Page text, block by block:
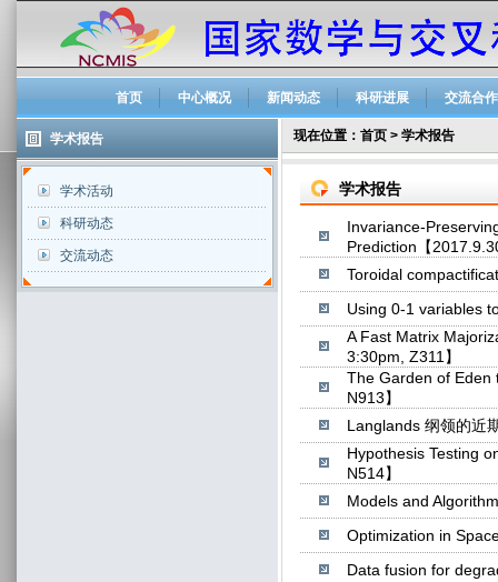
首页 中心概况 新闻动态 科研进展 交流合作
学术报告
学术活动
科研动态
交流动态
现在位置： 首页 > 学术报告
学术报告
Invariance-
Prediction【
Toroidal
Using 0-1 variables
A Fast Matrix
3:30pm, Z311】
The Garden of Eden
N913】
Langlands 纲领的近
Hypothesis Testing
N514】
Models and
Optimization in
Data fusion for